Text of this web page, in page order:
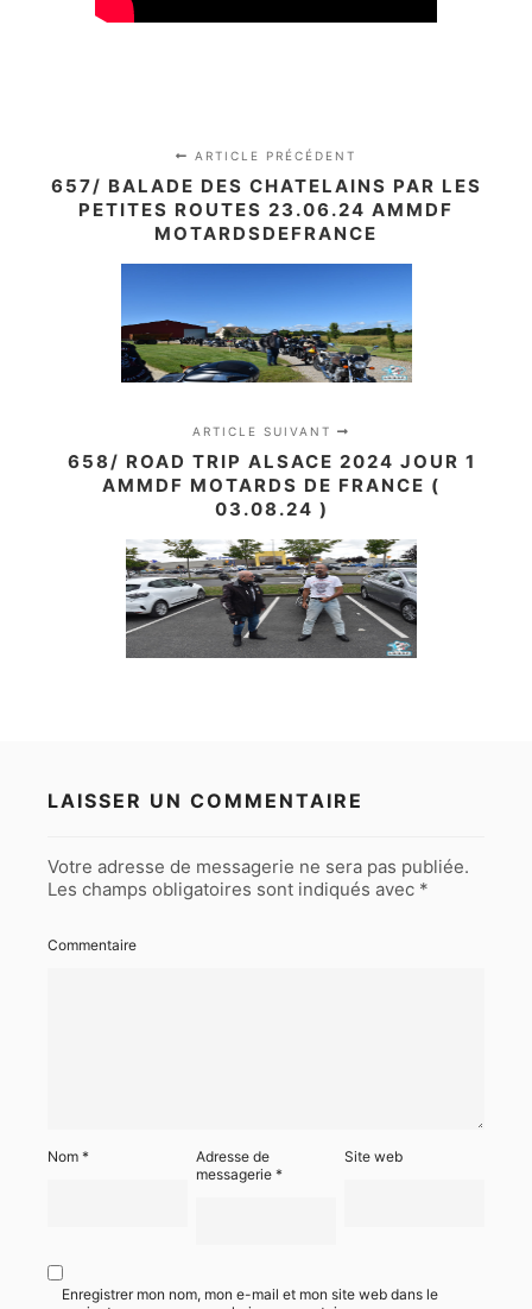
ARTICLE PRÉCÉDENT
657/ BALADE DES CHATELAINS PAR LES
PETITES ROUTES 23.06.24 AMMDF
MOTARDSDEFRANCE
ARTICLE SUIVANT
658/ ROAD TRIP ALSACE 2024 JOUR 1
AMMDF MOTARDS DE FRANCE (
03.08.24 )
LAISSER UN COMMENTAIRE
Votre adresse de messagerie ne sera pas publiée.
Les champs obligatoires sont indiqués avec *
Commentaire
Nom *
Adresse de
messagerie*
Site web
Enregistrer mon nom, mon e-mail et mon site web dans le